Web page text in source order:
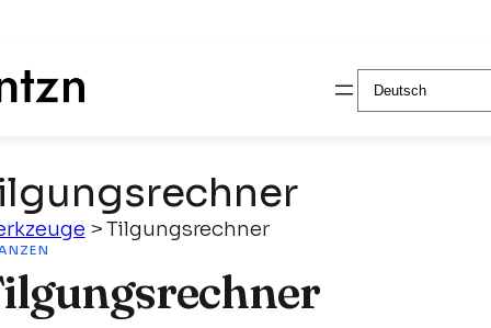
Sprache
auswählen
>Tilgungsrechner